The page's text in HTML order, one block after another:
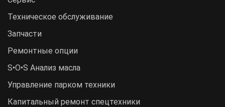
Техническое обслуживание
Запчасти
Ремонтные опции
S•O•S Анализ масла
Управление парком техники
Капитальный ремонт спецтехники